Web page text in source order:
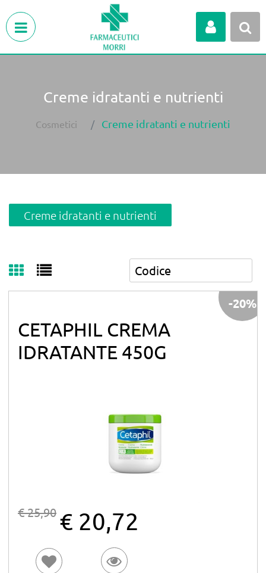
Creme idratanti e nutrienti
Cosmetici Creme idratanti e nutrienti
Creme idratanti e nutrienti
CETAPHIL CREMA
IDRATANTE 450G
€ 25,90 € 20,72
-20%